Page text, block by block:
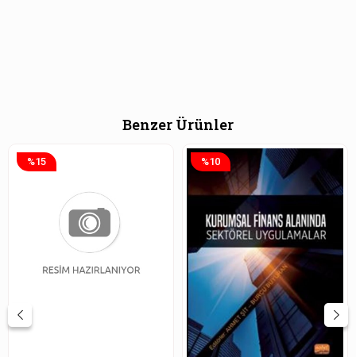
Benzer Ürünler
%15 %10